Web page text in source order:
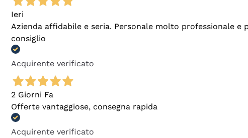
Ieri
Azienda affidabile e seria. Personale molto professionale
consiglio
Acquirente verificato
2 Giorni Fa
Offerte vantaggiose, consegna rapida
Acquirente verificato